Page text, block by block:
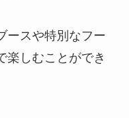
ースや特別なフー
楽しむことができ